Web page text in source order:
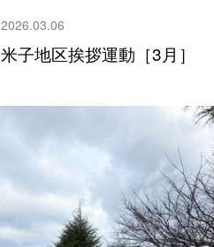
2026.03.06
米子地区挨拶運動［3月］